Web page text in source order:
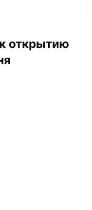
открытию